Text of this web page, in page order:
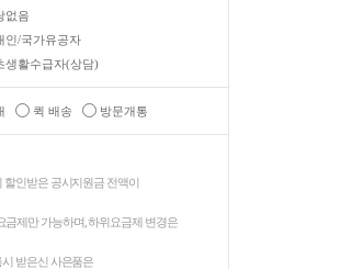
없음
인/국가유공자
생활수급자(상담)
퀵 배송 방문개통
할인받은 공시지원금 전액이
금제만 가능하며, 하위요금제 변경은
시 받은신 사은품은